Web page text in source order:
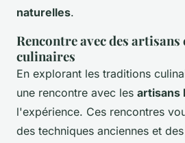
naturelles.
Rencontre avec des
culinaires
En explorant les traditions
une rencontre avec les artisans
l'expérience. Ces rencontres
des techniques anciennes et des